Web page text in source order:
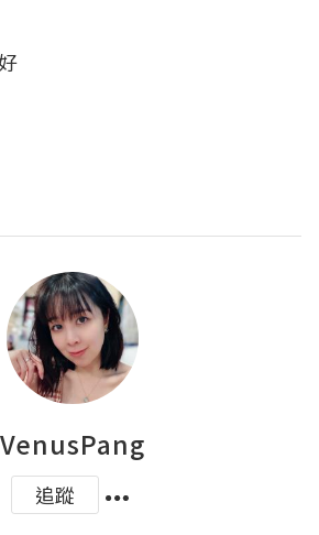
VenusPang
追蹤